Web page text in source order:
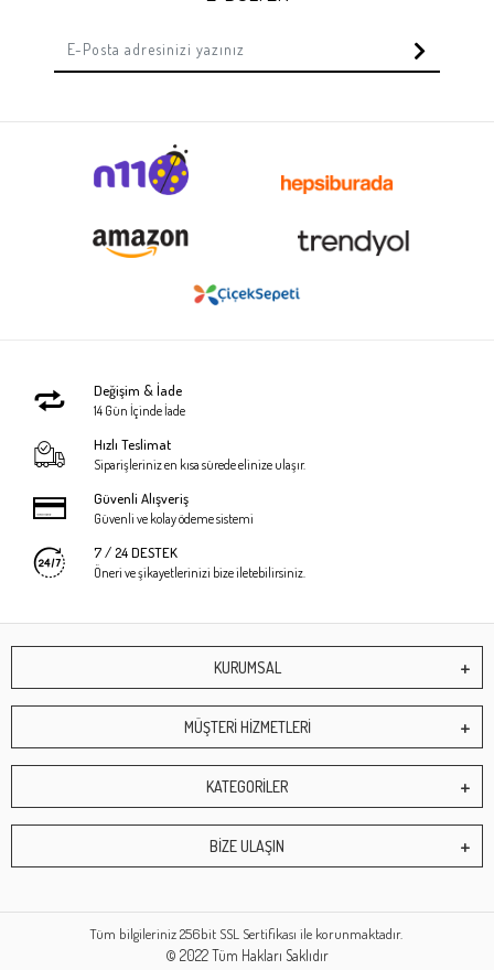
Değişim & İade
14 Gün İçinde İade
Hızlı Teslimat
Siparişleriniz en kısa sürede elinize ulaşır.
Güvenli Alışveriş
Güvenli ve kolay ödeme sistemi
7 / 24 DESTEK
Öneri ve şikayetlerinizi bize iletebilirsiniz.
KURUMSAL
MÜŞTERİ HİZMETLERİ
KATEGORİLER
BİZE ULAŞIN
Tüm bilgileriniz 256bit SSL Sertifikası ile korunmaktadır.
© 2022Tüm Hakları Saklıdır